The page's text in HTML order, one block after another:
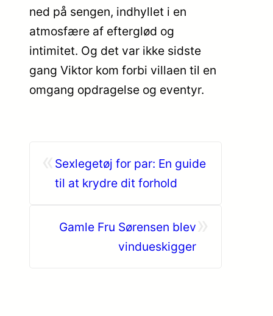
ned på sengen, indhyllet i en
atmosfære af efterglød og
intimitet. Og det var ikke sidste
gang Viktor kom forbi villaen til en
omgang opdragelse og eventyr.
Sexlegetøj for par: En guide
til at krydre dit forhold
Gamle Fru Sørensen blev
vindueskigger